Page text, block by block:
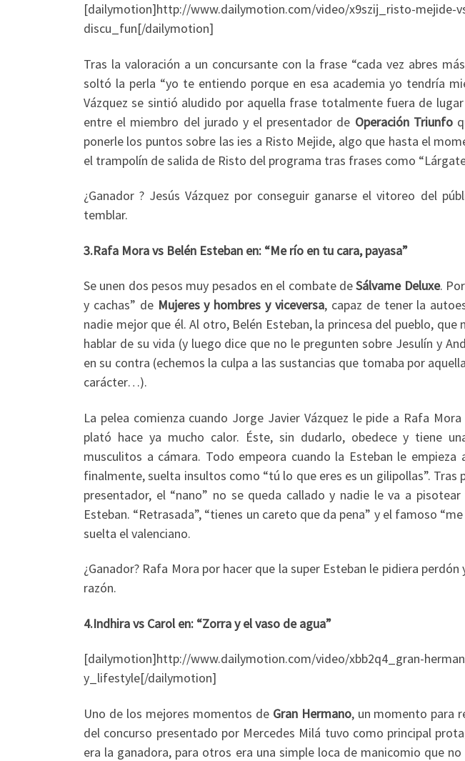
[dailymotion]http://www.dailymotion.com/video/x9szij_risto-mejide-
discu_fun[/dailymotion]
Tras la valoración a un concursante con la frase “cada vez abres
soltó la perla “yo te entiendo porque en esa academia yo tendría
Vázquez se sintió aludido por aquella frase totalmente fuera de
entre el miembro del jurado y el presentador de Operación Triunfo
ponerle los puntos sobre las ies a Risto Mejide, algo que hasta el
el trampolín de salida de Risto del programa tras frases como
¿Ganador ? Jesús Vázquez por conseguir ganarse el vitoreo del
temblar.
3.Rafa Mora vs Belén Esteban en: “Me río en tu cara, payasa”
Se unen dos pesos muy pesados en el combate deSálvame Deluxe.
y cachas” de Mujeres y hombres y viceversa, capaz de tener la
nadie mejor que él. Al otro, Belén Esteban, la princesa del pueblo, que
hablar de su vida (y luego dice que no le pregunten sobre Jesulín y
en su contra (echemos la culpa a las sustancias que tomaba por
carácter…).
La pelea comienza cuando Jorge Javier Vázquez le pide a Rafa
plató hace ya mucho calor. Éste, sin dudarlo, obedece y tiene
musculitos a cámara. Todo empeora cuando la Esteban le
finalmente, suelta insultos como “tú lo que eres es un gilipollas”. Tras
presentador, el “nano” no se queda callado y nadie le va a
Esteban. “Retrasada”, “tienes un careto que da pena” y el famoso
suelta el valenciano.
¿Ganador? Rafa Mora por hacer que la super Esteban le pidiera
razón.
4.Indhira vs Carol en: “Zorra y el vaso de agua”
[dailymotion]http://www.dailymotion.com/video/xbb2q4_gran-
y_lifestyle[/dailymotion]
Uno de los mejores momentos de Gran Hermano, un momento para
del concurso presentado por Mercedes Milá tuvo como principal
era la ganadora, para otros era una simple loca de manicomio que